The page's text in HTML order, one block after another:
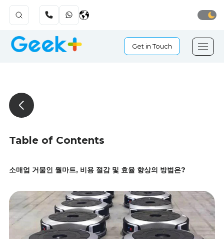
Get in Touch
Table of Contents
소매업 거물인 월마트, 비용 절감 및 효율 향상의 방법은?